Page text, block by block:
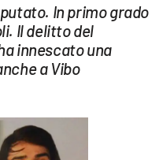
In primo grado
Il delitto del
innescato una
a Vibo